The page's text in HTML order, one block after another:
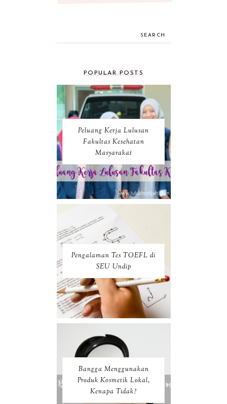
SEARCH
POPULAR POSTS
Peluang Kerja Lulusan
Fakultas Kesehatan
Masyarakat
Pengalaman Tes TOEFL di
SEU Undip
Bangga Menggunakan
Produk Kosmetik Lokal,
Kenapa Tidak?